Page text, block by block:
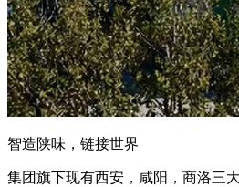
智造陕味，链接世界
集团旗下现有西安，咸阳，商洛三